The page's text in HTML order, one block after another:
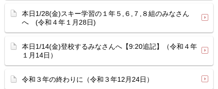
本日1/28(金)スキー学習の１年５,６,７,８組のみなさん
へ (令和４年１月28日)
本日1/14(金)登校するみなさんへ【9:20追記】（令和４年
１月14日）
令和３年の終わりに（令和３年12月24日）